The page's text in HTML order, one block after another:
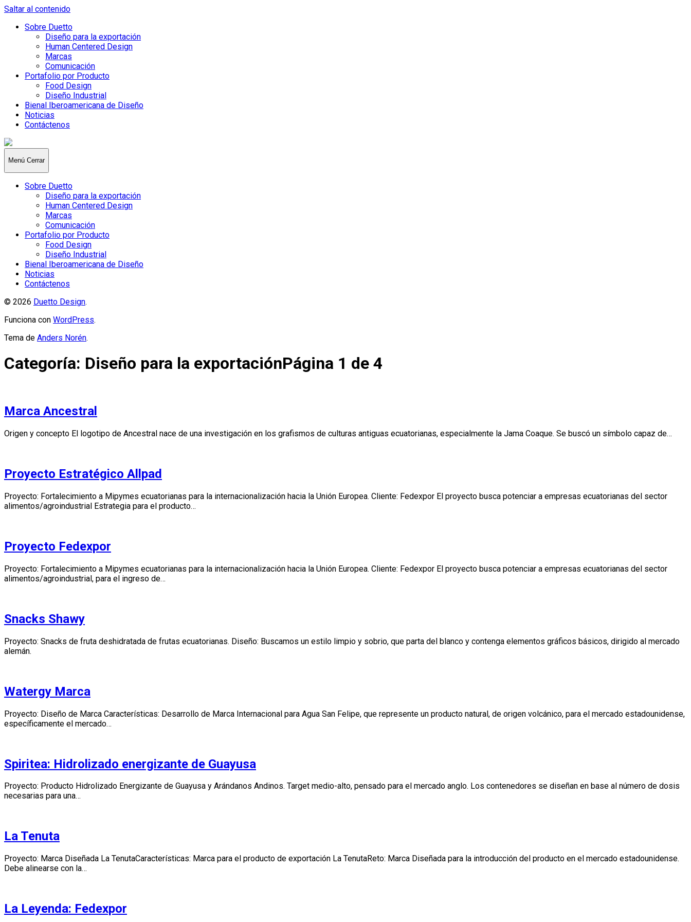
Saltar al contenido
Sobre Duetto
Diseño para la exportación
Human Centered Design
Marcas
Comunicación
Portafolio por Producto
Food Design
Diseño Industrial
Bienal Iberoamericana de Diseño
Noticias
Contáctenos
Duetto
Design
Menú Cerrar
Sobre Duetto
Diseño para la exportación
Human Centered Design
Marcas
Comunicación
Portafolio por Producto
Food Design
Diseño Industrial
Bienal Iberoamericana de Diseño
Noticias
Contáctenos
© 2026 Duetto Design.
Funciona con WordPress.
Tema de Anders Norén.
Categoría: Diseño para la exportaciónPágina 1 de 4
Marca Ancestral
Origen y concepto El logotipo de Ancestral nace de una investigación en los grafismos de culturas antiguas ecuatorianas, especialmente la Jama Coaque. Se buscó un símbolo capaz de…
Proyecto Estratégico Allpad
Proyecto: Fortalecimiento a Mipymes ecuatorianas para la internacionalización hacia la Unión Europea. Cliente: Fedexpor El proyecto busca potenciar a empresas ecuatorianas del sector
alimentos/agroindustrial Estrategia para el producto…
Proyecto Fedexpor
Proyecto: Fortalecimiento a Mipymes ecuatorianas para la internacionalización hacia la Unión Europea. Cliente: Fedexpor El proyecto busca potenciar a empresas ecuatorianas del sector
alimentos/agroindustrial, para el ingreso de…
Snacks Shawy
Proyecto: Snacks de fruta deshidratada de frutas ecuatorianas. Diseño: Buscamos un estilo limpio y sobrio, que parta del blanco y contenga elementos gráficos básicos, dirigido al mercado
alemán.
Watergy Marca
Proyecto: Diseño de Marca Características: Desarrollo de Marca Internacional para Agua San Felipe, que represente un producto natural, de origen volcánico, para el mercado estadounidense,
específicamente el mercado…
Spiritea: Hidrolizado energizante de Guayusa
Proyecto: Producto Hidrolizado Energizante de Guayusa y Arándanos Andinos. Target medio-alto, pensado para el mercado anglo. Los contenedores se diseñan en base al número de dosis
necesarias para una…
La Tenuta
Proyecto: Marca Diseñada La TenutaCaracterísticas: Marca para el producto de exportación La TenutaReto: Marca Diseñada para la introducción del producto en el mercado estadounidense.
Debe alinearse con la…
La Leyenda: Fedexpor